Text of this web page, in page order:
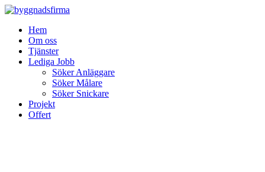
Skip
contentHem
Om oss
Tjänster
Lediga Jobb
Söker Anläggare
Söker Målare
Söker Snickare
Projekt
Offert